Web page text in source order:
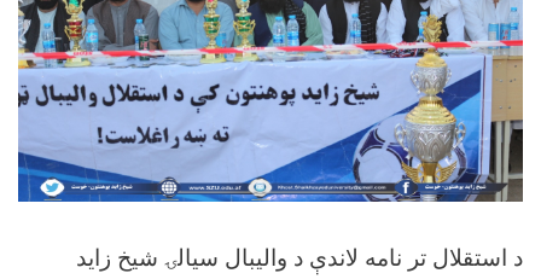
د استقلال تر نامه لاندې د والیبال سیالۍ شیخ زاید